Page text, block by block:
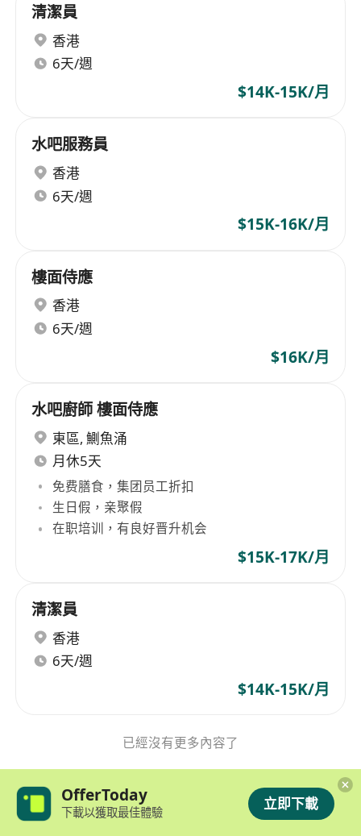
清潔員
香港
6天/週
$14K-15K/月
水吧服務員
香港
6天/週
$15K-16K/月
樓面侍應
香港
6天/週
$16K/月
水吧廚師 樓面侍應
東區, 鰂魚涌
月休5天
免费膳食，集团员工折扣
生日假，亲聚假
在职培训，有良好晋升机会
$15K-17K/月
清潔員
香港
6天/週
$14K-15K/月
已經沒有更多內容了
OfferToday
下載以獲取最佳體驗 立即下載